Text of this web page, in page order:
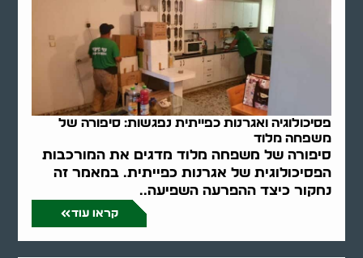
פסיכולוגיה ואגרנות כפייתית נפגשות: סיפורה של
משפחה מלוד
סיפורה של משפחה מלוד מדגים את המורכבות
הפסיכולוגית של אגרנות כפייתית. במאמר זה
נחקור כיצד ההפרעה השפיעה..
קראו עוד